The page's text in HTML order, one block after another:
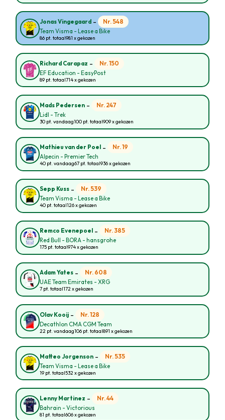
Jonas Vingegaard - Nr. 548
Team Visma - Lease a Bike
86 pt. totaal981 x gekozen
Richard Carapaz - Nr. 150
EF Education - EasyPost
89 pt. totaal714 x gekozen
Mads Pedersen - Nr. 247
Lidl - Trek
30 pt. vandaag100 pt. totaal909 x gekozen
Mathieu van der Poel - Nr. 19
Alpecin - Premier Tech
40 pt. vandaag67 pt. totaal936 x gekozen
Sepp Kuss - Nr. 539
Team Visma - Lease a Bike
40 pt. totaal126 x gekozen
Remco Evenepoel - Nr. 385
Red Bull - BORA - hansgrohe
175 pt. totaal974 x gekozen
Adam Yates - Nr. 608
UAE Team Emirates - XRG
7 pt. totaal172 x gekozen
Olav Kooij - Nr. 128
Decathlon CMA CGM Team
22 pt. vandaag106 pt. totaal891 x gekozen
Matteo Jorgenson - Nr. 535
Team Visma - Lease a Bike
19 pt. totaal532 x gekozen
Lenny Martinez - Nr. 44
Bahrain - Victorious
81 pt. totaal606 x gekozen